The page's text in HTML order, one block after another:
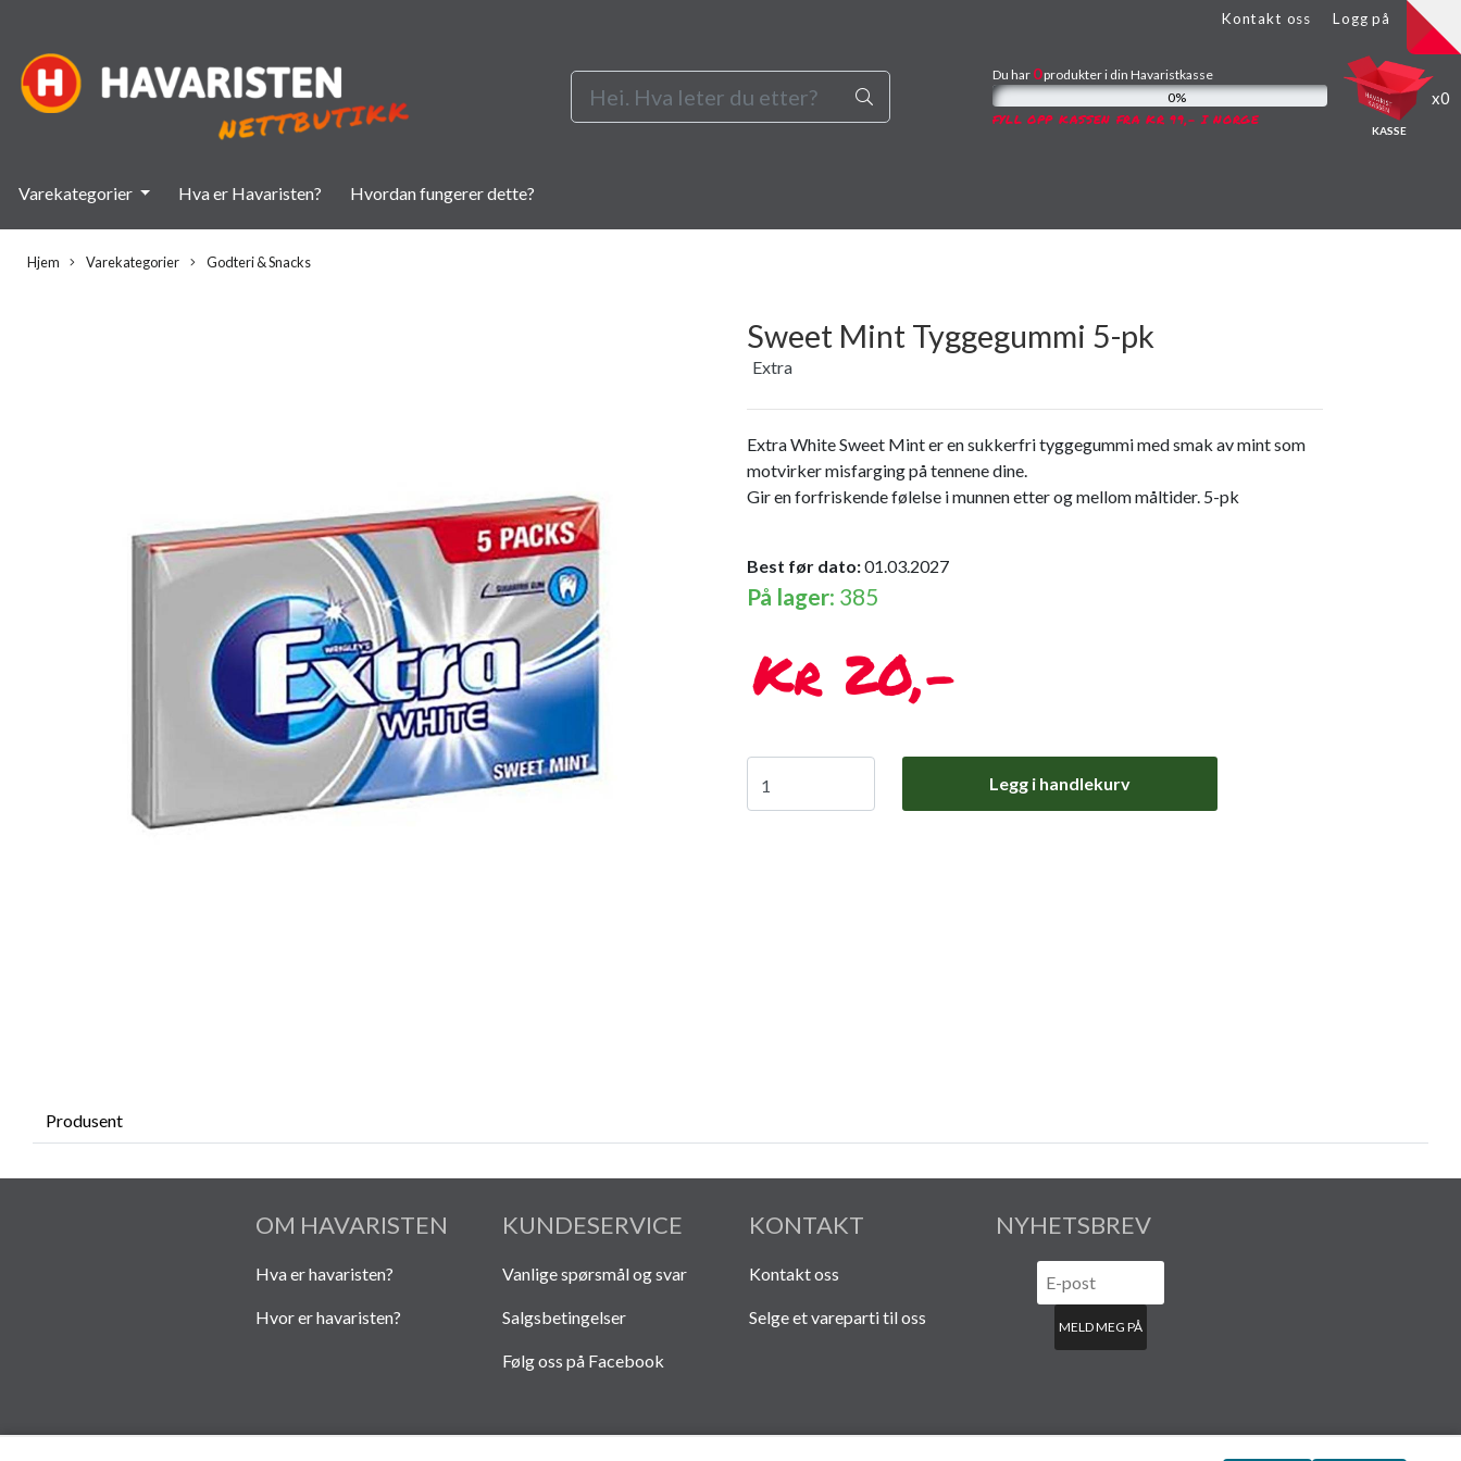
Kontakt oss Logg på
Du har 0produkteri din Havaristkasse
0%
FYLL OPP KASSEN FRA KR 99,- I NORGE
0
KASSE
Varekategorier Hva er Havaristen? Hvordan fungerer dette?
Hjem Varekategorier Godteri & Snacks
Sweet Mint Tyggegummi 5-pk
Extra
Extra White Sweet Mint er en sukkerfri tyggegummi med smak av mint som
motvirker misfarging på tennene dine.
Gir en forfriskende følelse i munnen etter og mellom måltider. 5-pk
Best før dato:01.03.2027
På lager: 385
20,-
Legg i handlekurv
Produsent
OM HAVARISTEN
Hva er havaristen?
Hvor er havaristen?
KUNDESERVICE
Vanlige spørsmål og svar
Salgsbetingelser
Følg oss på Facebook
KONTAKT
Kontakt oss
Selge et vareparti til oss
NYHETSBREV